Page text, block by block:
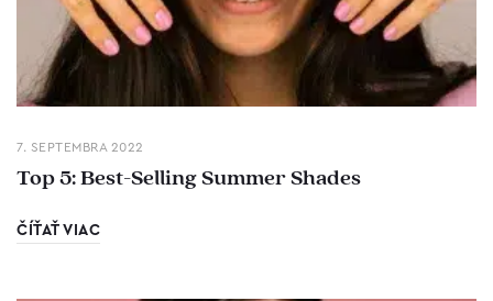
7. SEPTEMBRA 2022
Top 5: Best-Selling Summer Shades
ČÍŤAŤ VIAC